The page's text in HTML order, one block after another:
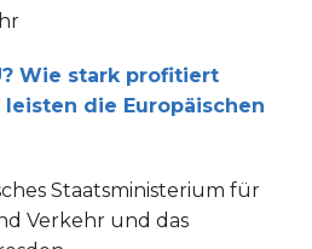
Wie stark profitiert
leisten die Europäischen
Staatsministerium für
Verkehr und das